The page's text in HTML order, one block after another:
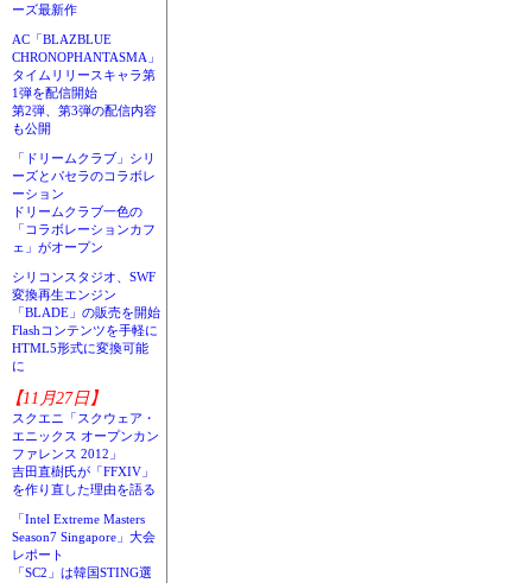
ーズ最新作
AC「BLAZBLUE
CHRONOPHANTASMA」
タイムリリースキャラ第
1弾を配信開始
第2弾、第3弾の配信内容
も公開
「ドリームクラブ」シリ
ーズとパセラのコラボレ
ーション
ドリームクラブ一色の
「コラボレーションカフ
ェ」がオープン
シリコンスタジオ、SWF
変換再生エンジン
「BLADE」の販売を開始
Flashコンテンツを手軽に
HTML5形式に変換可能
に
【11月27日】
スクエニ「スクウェア・
エニックス オープンカン
ファレンス 2012」
吉田直樹氏が「FFXIV」
を作り直した理由を語る
「Intel Extreme Masters
Season7 Singapore」大会
レポート
「SC2」は韓国STING選